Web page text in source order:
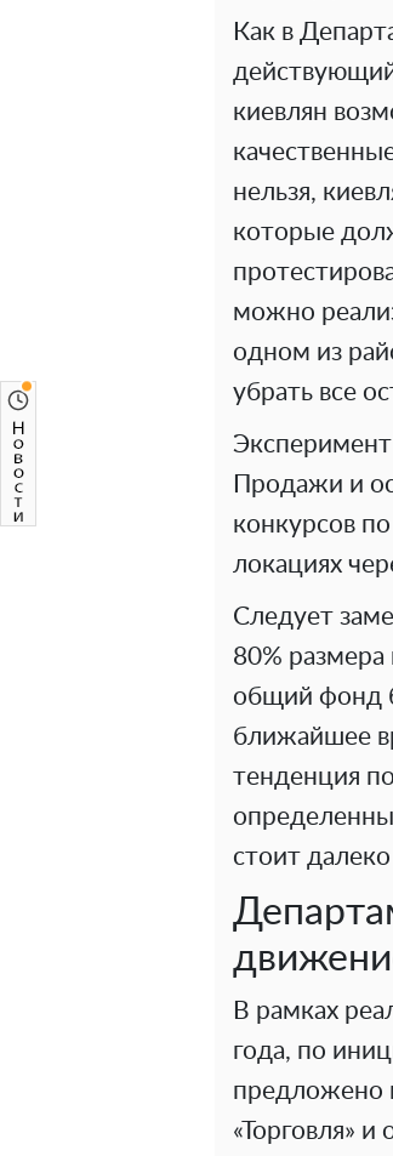
Как в
киевлян
нельзя,
которые
можно
одном из
убрать все
Эксперимент
Продажи и
конкурсов
локациях
Следует
80%
общий фонд
ближайшее
тенденция
стоит
В рамках
года, по
предложено
«Торговля»